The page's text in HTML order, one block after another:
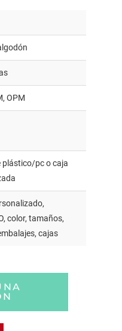
OPM
plástico/pc o caja
color, tamaños,
cajas